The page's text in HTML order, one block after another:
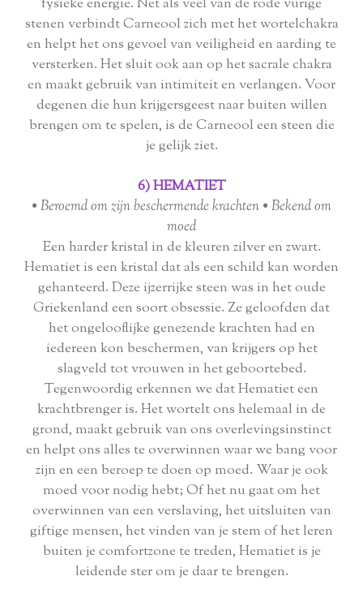
fysieke energie. Net als veel van de rode vurige
stenen verbindt Carneool zich met het wortelchakra
en helpt het ons gevoel van veiligheid en aarding te
versterken. Het sluit ook aan op het sacrale chakra
en maakt gebruik van intimiteit en verlangen. Voor
degenen die hun krijgersgeest naar buiten willen
brengen om te spelen, is de Carneool een steen die
je gelijk ziet.
6) HEMATIET
• Beroemd om zijn beschermende krachten • Bekend om
moed
Een harder kristal in de kleuren zilver en zwart.
Hematiet is een kristal dat als een schild kan worden
gehanteerd. Deze ijzerrijke steen was in het oude
Griekenland een soort obsessie. Ze geloofden dat
het ongelooflijke genezende krachten had en
iedereen kon beschermen, van krijgers op het
slagveld tot vrouwen in het geboortebed.
Tegenwoordig erkennen we dat Hematiet een
krachtbrenger is. Het wortelt ons helemaal in de
grond, maakt gebruik van ons overlevingsinstinct
en helpt ons alles te overwinnen waar we bang voor
zijn en een beroep te doen op moed. Waar je ook
moed voor nodig hebt; Of het nu gaat om het
overwinnen van een verslaving, het uitsluiten van
giftige mensen, het vinden van je stem of het leren
buiten je comfortzone te treden, Hematiet is je
leidende ster om je daar te brengen.